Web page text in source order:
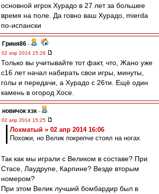
основной игрок Хурадо в 27 лет за большее
время на поле. Да говно ваш Хурадо, mierda
по-испански
Гриня86 -
02 апр 2014 15:26
Только вы учитывайте тот факт, что, Жано уже
с16 лет начал набирать свои игры, минуты,
голы и передачи, а Хурадо с 26ти. Ещё один
камень в огород Хосе.
новичок хзк -
02 апр 2014 15:25
Лохматый » 02 апр 2014 16:06
Похожи, но Велик покрепче стоял на ногах
Так как мы играли с Великом в составе? При
Стасе, Лаудрупе, Карпине? Везде вторым
номером?
При этом Велик лучший бомбардир был в